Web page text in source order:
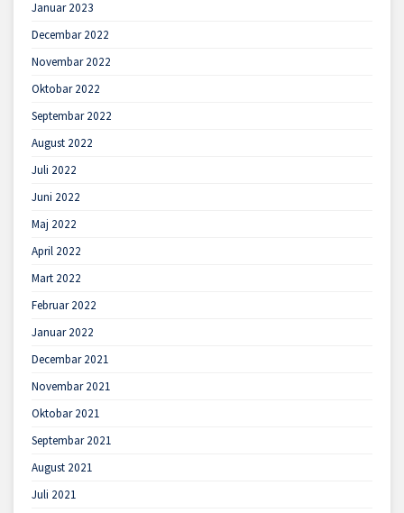
Januar 2023
Decembar 2022
Novembar 2022
Oktobar 2022
Septembar 2022
August 2022
Juli 2022
Juni 2022
Maj 2022
April 2022
Mart 2022
Februar 2022
Januar 2022
Decembar 2021
Novembar 2021
Oktobar 2021
Septembar 2021
August 2021
Juli 2021